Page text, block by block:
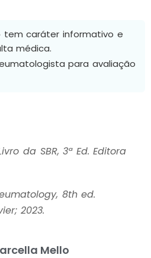
tem caráter informativo e
médica.
para avaliação
da SBR, 3ª Ed. Editora
8th ed.
2023.
Mello